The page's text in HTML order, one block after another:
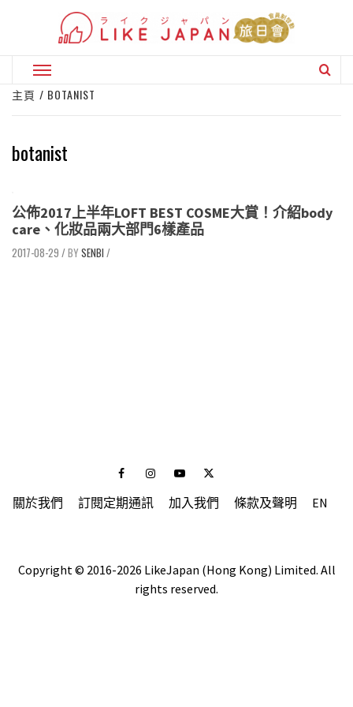
Primary
Menu
主頁 BOTANIST
botanist
公佈2017上半年LOFT BEST COSME大賞！介紹body
care、化妝品兩大部門6樣產品
2017-08-29 / SENBI /
FacebookInstagramYoutubeTwitter
關於我們 訂閱定期通訊 加入我們 條款及聲明 EN
Copyright © 2016-2026 LikeJapan (Hong Kong) Limited. All
rights reserved.